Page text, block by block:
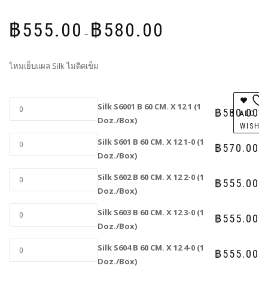
฿555.00 – ฿580.00
ไหมเย็บแผล Silk ไม่ติดเข็ม
Silk S6001 B 60 CM. X 12 1 (1
Doz./Box)
฿580.00
Silk S601 B 60 CM. X 12 1-0 (1
Doz./Box)
฿570.00
Silk S602 B 60 CM. X 12 2-0 (1
Doz./Box)
฿555.00
Silk S603 B 60 CM. X 12 3-0 (1
Doz./Box)
฿555.00
Silk S604 B 60 CM. X 12 4-0 (1
Doz./Box)
฿555.00
ADD